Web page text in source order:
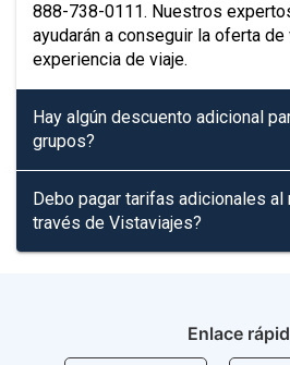
888-738-0111. Nuestros
ayudarán a conseguir la oferta de
experiencia de viaje.
Hay algún descuento adicional
grupos?
Debo pagar tarifas adicionales al
través de Vistaviajes?
Enlace